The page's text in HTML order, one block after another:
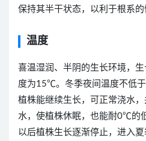
保持其半干状态，以利于根系的
温度
喜温湿润、半阴的生长环境，
度为15℃。冬季夜间温度不低
植株能继续生长，可正常浇水
水，使植株休眠，也能耐0℃的
以后植株生长逐渐停止，进入